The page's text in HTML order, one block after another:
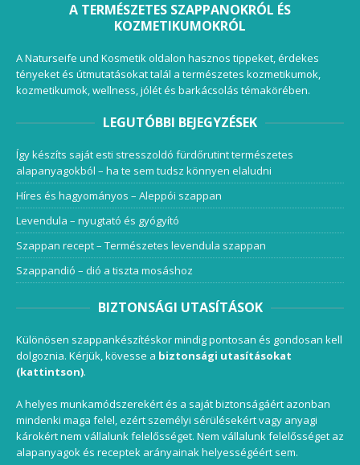
A TERMÉSZETES SZAPPANOKRÓL ÉS
KOZMETIKUMOKRÓL
A Naturseife und Kosmetik oldalon hasznos tippeket, érdekes
tényeket és útmutatásokat talál a természetes kozmetikumok,
kozmetikumok, wellness, jólét és barkácsolás témakörében.
LEGUTÓBBI BEJEGYZÉSEK
Így készíts saját esti stresszoldó fürdőrutint természetes
alapanyagokból – ha te sem tudsz könnyen elaludni
Híres és hagyományos – Aleppói szappan
Levendula – nyugtató és gyógyító
Szappan recept – Természetes levendula szappan
Szappandió – dió a tiszta mosáshoz
BIZTONSÁGI UTASÍTÁSOK
Különösen szappankészítéskor mindig pontosan és gondosan kell
dolgoznia. Kérjük, kövesse a biztonsági utasításokat
(kattintson).
A helyes munkamódszerekért és a saját biztonságáért azonban
mindenki maga felel, ezért személyi sérülésekért vagy anyagi
károkért nem vállalunk felelősséget. Nem vállalunk felelősséget az
alapanyagok és receptek arányainak helyességéért sem.